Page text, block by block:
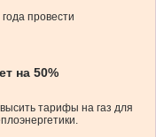
провести
на 50%
тарифы на газ для